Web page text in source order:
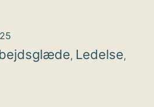
med
, Ledelse,